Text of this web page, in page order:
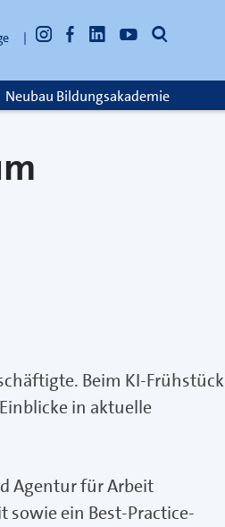
InstagramFacebookLinkedInYouTubeSuche
Neubau Bildungsakademie
Beim KI-Frühstück
in aktuelle
Agentur für Arbeit
sowie ein Best-Practice-